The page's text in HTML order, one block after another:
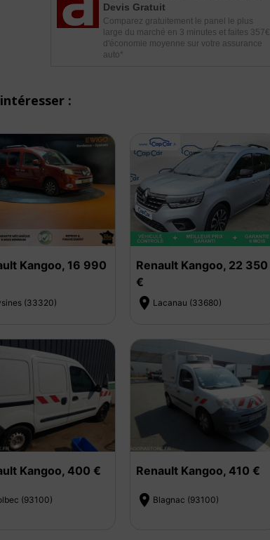
Devis Gratuit
Comparez gratuitement le panel le plus
large du marché en 3 minutes et faites 357€
d'économie moyenne sur votre assurance
auto*
:
Kangoo, 16 990
(33320)
Renault Kangoo, 22 350
€
 Lacanau (33680)
Kangoo, 400 €
(93100)
Renault Kangoo, 410 €
 Blagnac (93100)